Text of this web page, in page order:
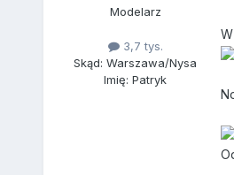
Modelarz
3,7 tys.
Skąd: Warszawa/Nysa
Imię: Patryk